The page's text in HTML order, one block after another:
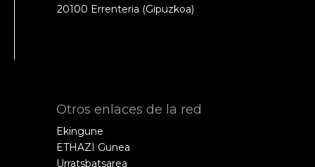
20100 Errenteria (Gipuzkoa)
Otros enlaces de la red
Ekingune
ETHAZI Gunea
Urratsbatsarea